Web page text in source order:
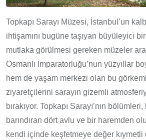
Topkapı Sarayı Müzesi, İstanbul’un
ihtişamını bugüne taşıyan büyüleyici
mutlaka görülmesi gereken müzeler
Osmanlı İmparatorluğu’nun yüzyıllar
hem de yaşam merkezi olan bu
ziyaretçilerini sarayın gizemli
bırakıyor. Topkapı Sarayı’nın bölümleri,
barındıran dört avlu ve bir haremden
kendi içinde keşfetmeye değer kıymetli